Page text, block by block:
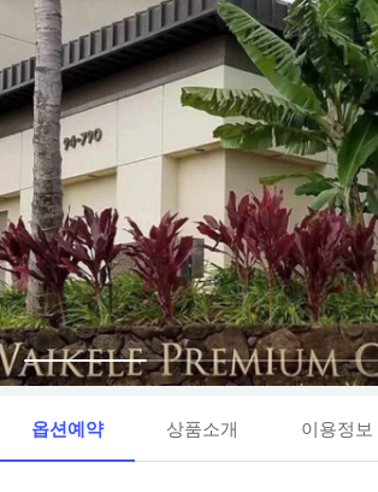
옵션예약 상품소개 이용정보